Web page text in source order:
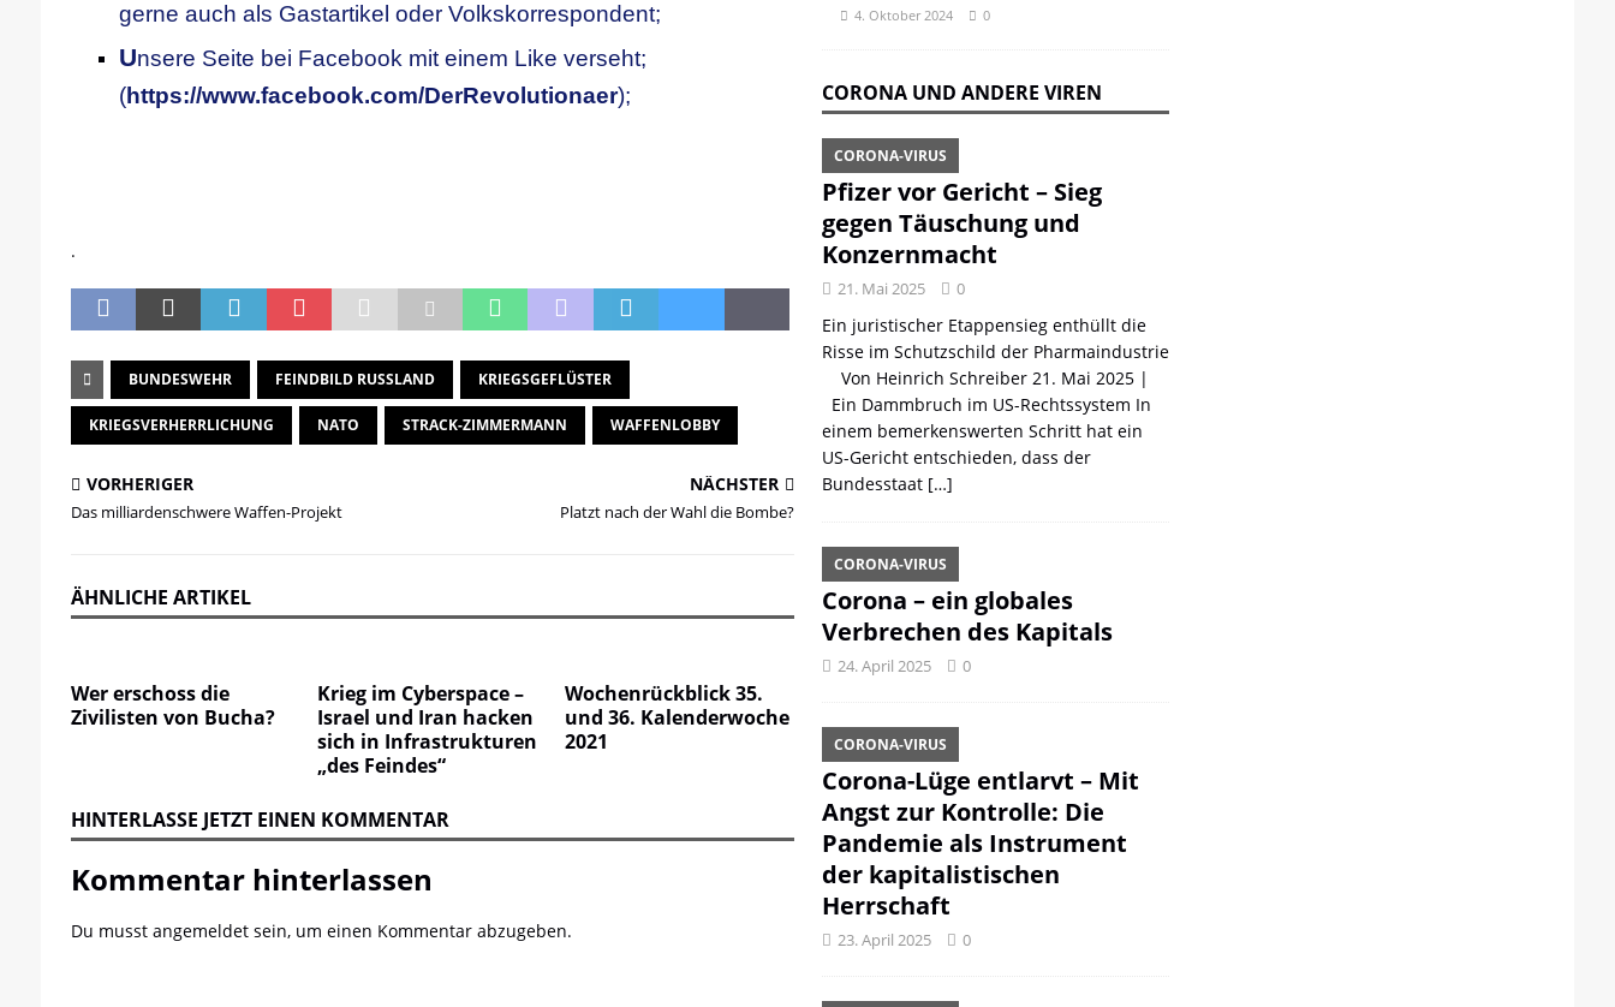
gerne auch als Gastartikel oder Volkskorrespondent;
Unsere Seite bei Facebook mit einem Like verseht;
(https://www.facebook.com/DerRevolutionaer);
.
BUNDESWEHR FEINDBILD RUSSLAND KRIEGSGEFLÜSTER
KRIEGSVERHERRLICHUNG NATO STRACK-ZIMMERMANN WAFFENLOBBY
VORHERIGER
Das milliardenschwere Waffen-Projekt
NÄCHSTER
Platzt nach der Wahl die Bombe?
ÄHNLICHE ARTIKEL
Wer erschoss die
Zivilisten von Bucha?
Krieg im Cyberspace –
Israel und Iran hacken
sich in Infrastrukturen
„des Feindes“
Wochenrückblick 35.
und 36. Kalenderwoche
2021
HINTERLASSE JETZT EINEN KOMMENTAR
Kommentar hinterlassen
Du musst angemeldetsein, um einen Kommentar abzugeben.
4. Oktober 2024 0
CORONA UND ANDERE VIREN
Pfizer vor Gericht – Sieg
gegen Täuschung und
Konzernmacht
CORONA-VIRUS
21. Mai 2025 0
Ein juristischer Etappensieg enthüllt die
Risse im Schutzschild der Pharmaindustrie
Von Heinrich Schreiber 21. Mai 2025 |
Ein Dammbruch im US-Rechtssystem In
einem bemerkenswerten Schritt hat ein
US-Gericht entschieden, dass der
Bundesstaat […]
Corona – ein globales
Verbrechen des Kapitals
CORONA-VIRUS
24. April 2025 0
Corona-Lüge entlarvt – Mit
Angst zur Kontrolle: Die
Pandemie als Instrument
der kapitalistischen
Herrschaft
CORONA-VIRUS
23. April 2025 0